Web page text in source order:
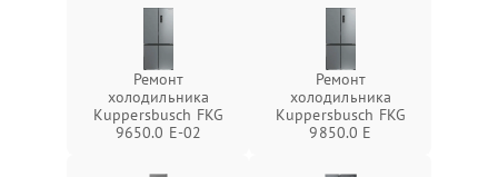
Ремонт
холодильника
Kuppersbusch FKG
9650.0 E-02
Ремонт
холодильника
Kuppersbusch FKG
9850.0 E